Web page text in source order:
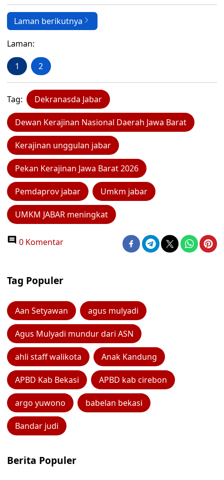
Laman berikutnya
Laman:
1 2
Tag: Dekranasda Jabar
Dewan Kerajinan Nasional Daerah Jawa Barat
Kerajinan unggulan jabar
Pekan Kerajinan Jawa Barat 2026
Pemdaprov jabar Umkm jabar
UMKM JABAR meningkat
0 Komentar
Tag Populer
Aan Setyawan agus mulyadi
Agus Mulyadi mundur dari ASN
ahli staff walikota Anak Kandung
APBD Kab Bekasi APBD kab cirebon
argo yuwono babelan bekasi
Bandar judi
Berita Populer